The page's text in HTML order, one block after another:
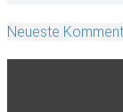
Neueste